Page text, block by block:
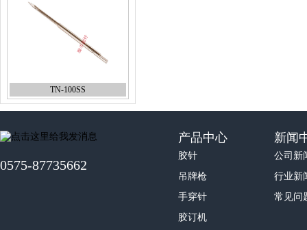
TN-100SS
0575-87735662
产品中心
胶针
吊牌枪
手穿针
胶订机
新闻
公司新
行业新
常见问